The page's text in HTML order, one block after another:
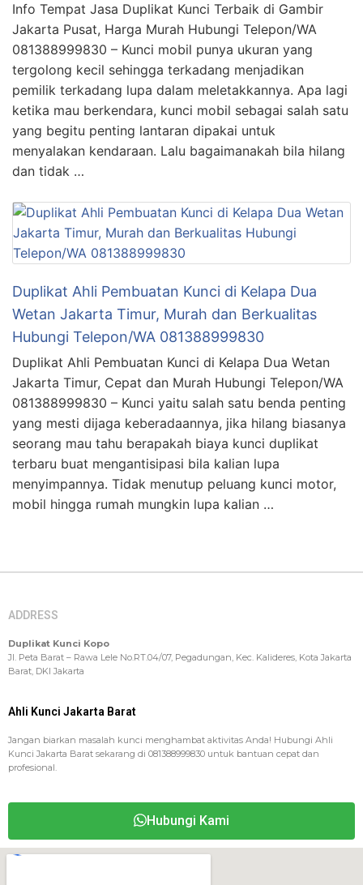
Info Tempat Jasa Duplikat Kunci Terbaik di Gambir
Jakarta Pusat, Harga Murah Hubungi Telepon/WA
081388999830 – Kunci mobil punya ukuran yang
tergolong kecil sehingga terkadang menjadikan
pemilik terkadang lupa dalam meletakkannya. Apa lagi
ketika mau berkendara, kunci mobil sebagai salah satu
yang begitu penting lantaran dipakai untuk
menyalakan kendaraan. Lalu bagaimanakah bila hilang
dan tidak …
Duplikat Ahli Pembuatan Kunci di Kelapa Dua
Wetan Jakarta Timur, Murah dan Berkualitas
Hubungi Telepon/WA 081388999830
Duplikat Ahli Pembuatan Kunci di Kelapa Dua Wetan
Jakarta Timur, Cepat dan Murah Hubungi Telepon/WA
081388999830 – Kunci yaitu salah satu benda penting
yang mesti dijaga keberadaannya, jika hilang biasanya
seorang mau tahu berapakah biaya kunci duplikat
terbaru buat mengantisipasi bila kalian lupa
menyimpannya. Tidak menutup peluang kunci motor,
mobil hingga rumah mungkin lupa kalian …
ADDRESS
Duplikat Kunci Kopo
Jl. Peta Barat – Rawa Lele No.RT.04/07, Pegadungan, Kec. Kalideres, Kota Jakarta
Barat, DKI Jakarta
Ahli Kunci Jakarta Barat
Jangan biarkan masalah kunci menghambat aktivitas Anda! Hubungi Ahli
Kunci Jakarta Barat sekarang di 081388999830 untuk bantuan cepat dan
profesional.
Hubungi Kami